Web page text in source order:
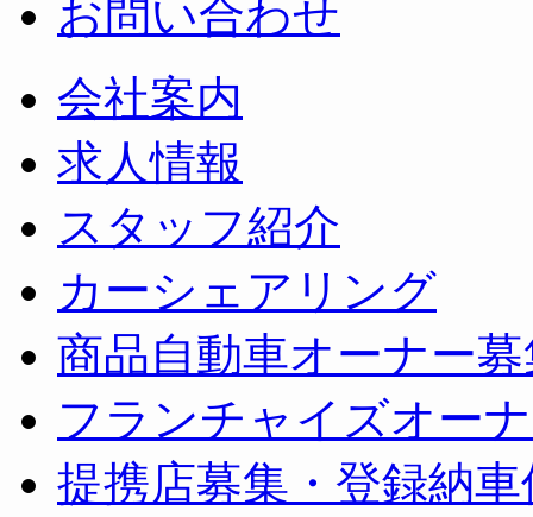
お問い合わせ
会社案内
求人情報
スタッフ紹介
カーシェアリング
商品自動車オーナー
フランチャイズオー
提携店募集・登録納